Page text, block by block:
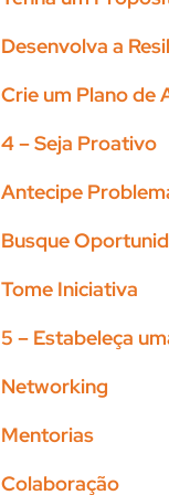
Desenvolva a
Crie um Plano de
4 – Seja Proativo
Antecipe
Busque
Tome Iniciativa
5 – Estabeleça
Networking
Mentorias
Colaboração